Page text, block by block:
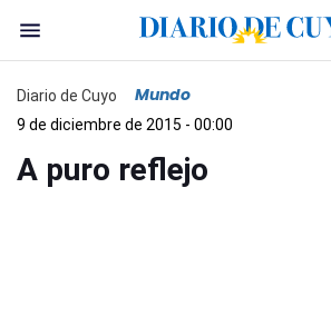
Diario de Cuyo Mundo
9 de diciembre de 2015 - 00:00
A puro reflejo